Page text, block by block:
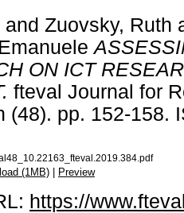
and Zuovsky, Ruth
ON ICT
fteval Journal for
(48). pp. 152-158.
(1MB) | Preview
https://